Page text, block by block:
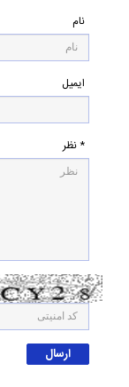
نام
ایمیل
* نظر